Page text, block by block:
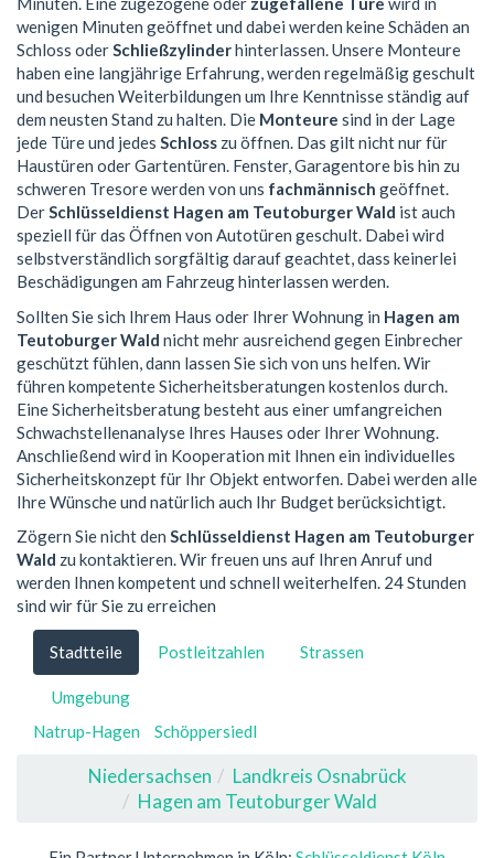
wenigen Minuten geöffnet und dabei werden keine Schäden an
Schloss oderSchließzylinderhinterlassen. Unsere Monteure
haben eine langjährige Erfahrung, werden regelmäßig geschult
und besuchen Weiterbildungen um Ihre Kenntnisse ständig auf
dem neusten Stand zu halten. Die Monteure sind in der Lage
jede Türe und jedes Schloss zu öffnen. Das gilt nicht nur für
Haustüren oder Gartentüren. Fenster, Garagentore bis hin zu
schweren Tresore werden von uns fachmännisch geöffnet.
DerSchlüsseldienst Hagen am Teutoburger Wald ist auch
speziell für das Öffnen von Autotüren geschult. Dabei wird
selbstverständlich sorgfältig darauf geachtet, dass keinerlei
Beschädigungen am Fahrzeug hinterlassen werden.
Sollten Sie sich Ihrem Haus oder Ihrer Wohnung in Hagen am
Teutoburger Wald nicht mehr ausreichend gegen Einbrecher
geschützt fühlen, dann lassen Sie sich von uns helfen. Wir
führen kompetente Sicherheitsberatungen kostenlos durch.
Eine Sicherheitsberatung besteht aus einer umfangreichen
Schwachstellenanalyse Ihres Hauses oder Ihrer Wohnung.
Anschließend wird in Kooperation mit Ihnen ein individuelles
Sicherheitskonzept für Ihr Objekt entworfen. Dabei werden alle
Ihre Wünsche und natürlich auch Ihr Budget berücksichtigt.
Zögern Sie nicht den Schlüsseldienst Hagen am Teutoburger
Wald zu kontaktieren. Wir freuen uns auf Ihren Anruf und
werden Ihnen kompetent und schnell weiterhelfen. 24 Stunden
sind wir für Sie zu erreichen
Stadtteile Postleitzahlen Strassen
Umgebung
Natrup-Hagen
Schöppersiedl
Niedersachsen
Landkreis Osnabrück
Hagen am Teutoburger Wald